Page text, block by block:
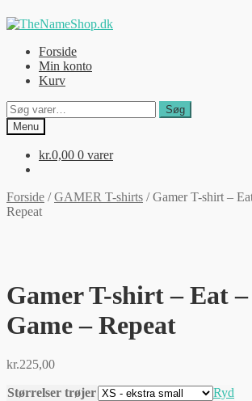
Spring
navigation
Spring
indholdForside
Min konto
Kurv
Søg
efter:
Søg
Menu
kr.0,00 0 varer
Forside /GAMER T-shirts /Gamer T-shirt –
Repeat
Gamer T-shirt – Eat –
Game – Repeat
kr.225,00
Størrelser trøjer Ryd